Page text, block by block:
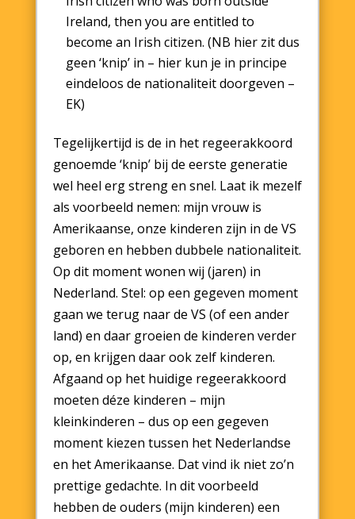
Ireland, then you are entitled to
become an Irish citizen. (NB hier zit dus
geen ‘knip’ in – hier kun je in principe
eindeloos de nationaliteit doorgeven –
EK)
Tegelijkertijd is de in het regeerakkoord
genoemde ‘knip’ bij de eerste generatie
wel heel erg streng en snel. Laat ik mezelf
als voorbeeld nemen: mijn vrouw is
Amerikaanse, onze kinderen zijn in de VS
geboren en hebben dubbele nationaliteit.
Op dit moment wonen wij (jaren) in
Nederland. Stel: op een gegeven moment
gaan we terug naar de VS (of een ander
land) en daar groeien de kinderen verder
op, en krijgen daar ook zelf kinderen.
Afgaand op het huidige regeerakkoord
moeten déze kinderen – mijn
kleinkinderen – dus op een gegeven
moment kiezen tussen het Nederlandse
en het Amerikaanse. Dat vind ik niet zo’n
prettige gedachte. In dit voorbeeld
hebben de ouders (mijn kinderen) een